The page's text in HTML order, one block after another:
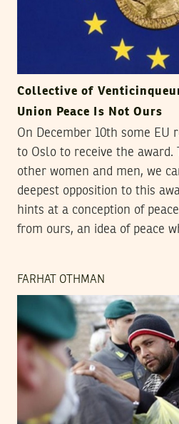
Collective of
Union Peace Is Not Ours
On December 10th some EU
to Oslo to receive the award.
other women and men, we
deepest opposition to this
hints at a conception of
from ours, an idea of peace
FARHAT OTHMAN